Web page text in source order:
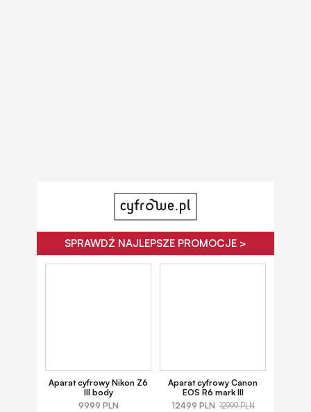
SPRAWDŹ NAJLEPSZE PROMOCJE >
Aparat cyfrowy Nikon Z6
III body
9999 PLN
Aparat cyfrowy Canon
EOS R6 mark III
12499 PLN 12999 PLN